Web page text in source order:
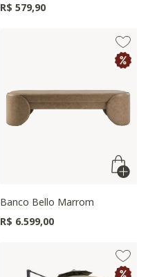
R$ 579,90
Banco Bello Marrom
R$ 6.599,00